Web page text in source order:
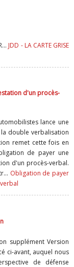
JDD - LA CARTE GRISE
d'un procès-
lance une
double verbalisation
remet cette fois en
de payer une
d'un procès-verbal.
Obligation de payer
supplément Version
ci-avant, auquel nous
de défense